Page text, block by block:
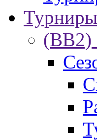
Турниры
(BB2)